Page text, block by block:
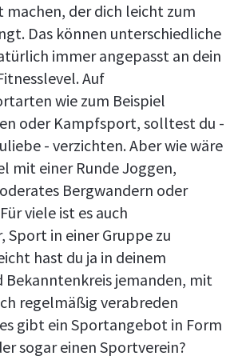
machen, der dich leicht zum
Das können unterschiedliche
immer angepasst an dein
Auf
wie zum Beispiel
oder Kampfsport, solltest du -
- verzichten. Aber wie wäre
mit einer Runde Joggen,
Bergwandern oder
viele ist es auch
Sport in einer Gruppe zu
hast du ja in deinem
Bekanntenkreis jemanden, mit
regelmäßig verabreden
gibt ein Sportangebot in Form
sogar einen Sportverein?